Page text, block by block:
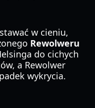
w cieniu,
Rewolweru
do cichych
a Rewolwer
wykrycia.